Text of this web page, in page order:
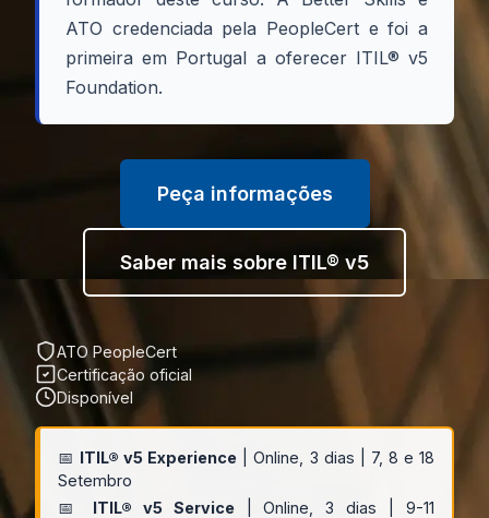
ATO credenciada pela PeopleCert e foi a
primeira em Portugal a oferecer ITIL® v5
Foundation.
Peça informações
Saber mais sobre ITIL® v5
ATO PeopleCert
Certificação oficial
Disponível
📅 ITIL® v5 Experience | Online, 3 dias | 7, 8 e 18
Setembro
📅 ITIL® v5 Service | Online, 3 dias | 9-11